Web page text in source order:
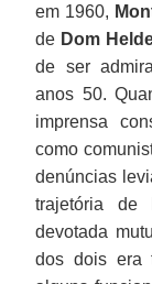
em 1960,
de Dom
de ser
anos 50.
imprensa
como
denúncias
trajetória de
devotada
dos dois era